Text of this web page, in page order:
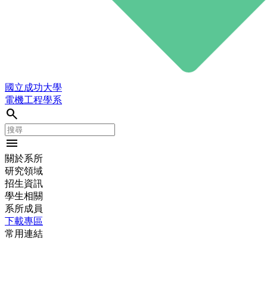
國立成功大學
電機工程學系
search
menu
關於系所
研究領域
招生資訊
學生相關
系所成員
下載專區
常用連結